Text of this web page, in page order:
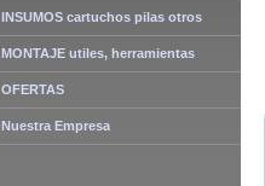
INSUMOS cartuchos pilas otros
MONTAJE utiles, herramientas
OFERTAS
Nuestra Empresa